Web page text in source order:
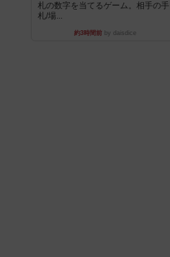
札の数字を当てるゲーム。相手の手
札/場...
約3時間前by daisdice